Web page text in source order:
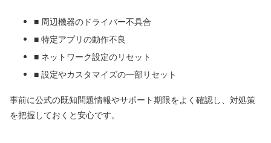
■ 周辺機器のドライバー不具合
■ 特定アプリの動作不良
■ ネットワーク設定のリセット
■ 設定やカスタマイズの一部リセット
事前に公式の既知問題情報やサポート期限をよく確認し、対処策
を把握しておくと安心です。